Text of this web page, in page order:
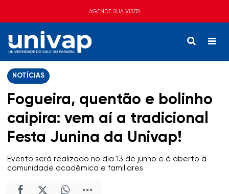
AGENDE SUA VISITA
NOTÍCIAS
Fogueira, quentão e bolinho
caipira: vem aí a tradicional
Festa Junina da Univap!
Evento será realizado no dia 13 de junho e é aberto à
comunidade acadêmica e familiares